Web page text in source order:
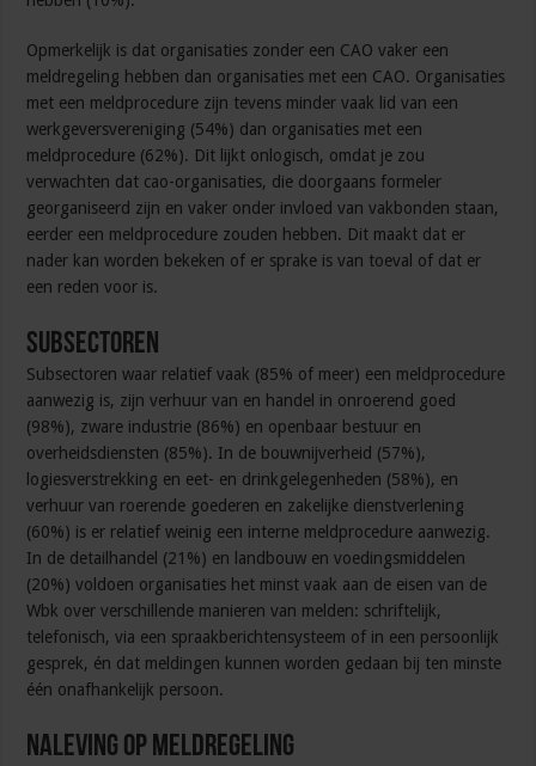
Opmerkelijk is dat organisaties zonder een CAO vaker een
meldregeling hebben dan organisaties met een CAO. Organisaties
met een meldprocedure zijn tevens minder vaak lid van een
werkgeversvereniging (54%) dan organisaties met een
meldprocedure (62%). Dit lijkt onlogisch, omdat je zou
verwachten dat cao-organisaties, die doorgaans formeler
georganiseerd zijn en vaker onder invloed van vakbonden staan,
eerder een meldprocedure zouden hebben. Dit maakt dat er
nader kan worden bekeken of er sprake is van toeval of dat er
een reden voor is.
Subsectoren
Subsectoren waar relatief vaak (85% of meer) een meldprocedure
aanwezig is, zijn verhuur van en handel in onroerend goed
(98%), zware industrie (86%) en openbaar bestuur en
overheidsdiensten (85%). In de bouwnijverheid (57%),
logiesverstrekking en eet- en drinkgelegenheden (58%), en
verhuur van roerende goederen en zakelijke dienstverlening
(60%) is er relatief weinig een interne meldprocedure aanwezig.
In de detailhandel (21%) en landbouw en voedingsmiddelen
(20%) voldoen organisaties het minst vaak aan de eisen van de
Wbk over verschillende manieren van melden: schriftelijk,
telefonisch, via een spraakberichtensysteem of in een persoonlijk
gesprek, én dat meldingen kunnen worden gedaan bij ten minste
één onafhankelijk persoon.
Naleving op meldregeling